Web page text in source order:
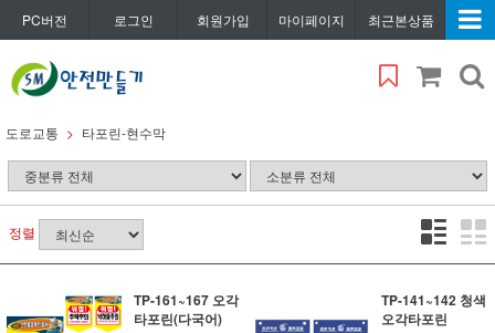
PC버전 로그인 회원가입 마이페이지 최근본상품
도로교통 타포린-현수막
정렬
TP-161~167 오각
타포린(다국어)
TP-141~142 청색
오각타포린